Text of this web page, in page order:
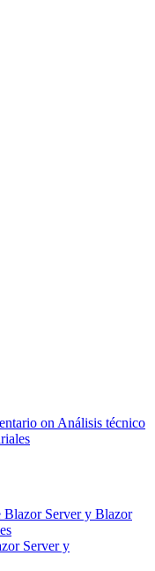
on Análisis técnico
Blazor Server y Blazor
Server y